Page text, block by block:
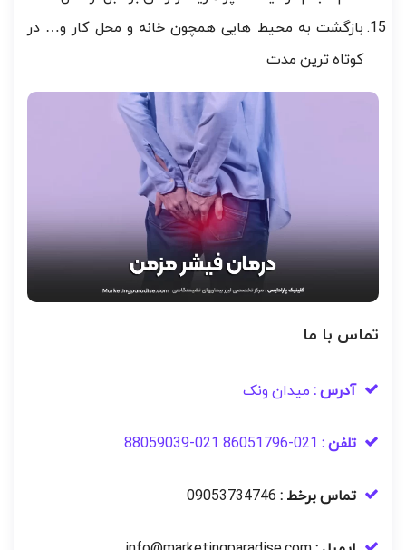
بازگشت به محیط هایی همچون خانه و محل کار و… در
کوتاه ترین مدت
تماس با ما
آدرس : میدان ونک
تلفن :
تماس برخط :